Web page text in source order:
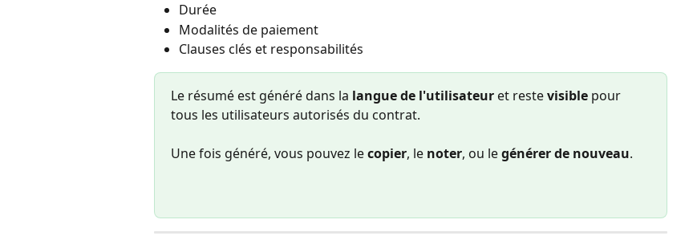
Durée
Modalités de paiement
Clauses clés et responsabilités
Le résumé est généré dans la langue de l'utilisateur et reste visible pour
tous les utilisateurs autorisés du contrat.
Une fois généré, vous pouvez le copier, le noter, ou le générer de nouveau.